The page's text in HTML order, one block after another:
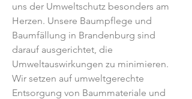
uns der Umweltschutz besonders am
Herzen. Unsere Baumpflege und
Baumfällung in Brandenburg sind
darauf ausgerichtet, die
Umweltauswirkungen zu minimieren.
Wir setzen auf umweltgerechte
Entsorgung von Baummateriale und